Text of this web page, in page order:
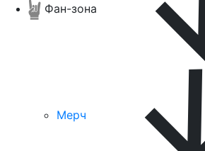
Фан-зона
Мерч